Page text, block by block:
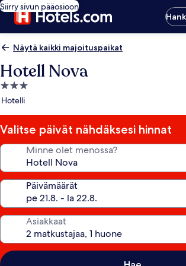
Siirry sivun pääosioon
Näytä kaikki majoituspaikat
Hotell Nova
3.0
tähden
Hotelli
Valitse päivät nähdäksesi hinnat
Minne olet menossa?
Päivämäärät
Asiakkaat